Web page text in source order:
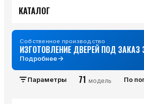
КАТАЛОГ
Собственное производство
ИЗГОТОВЛЕНИЕ ДВЕРЕЙ ПОД ЗАКАЗ
Подробнее
Параметры 71 модель